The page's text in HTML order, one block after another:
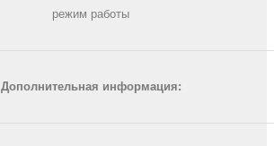
режим работы
Дополнительная информация: